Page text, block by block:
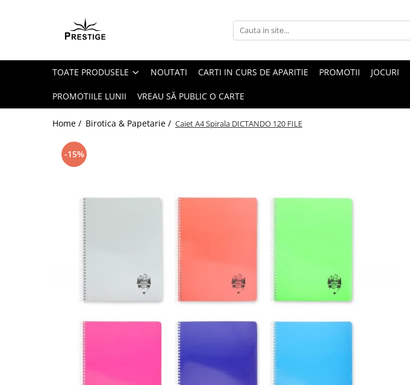
Toate Produsele
Pachete Speciale Carti
Spiritualitate - Ezoterism
AngelConnection
Arte Divinatorii
Dezvoltare Spirituala
New Illuminati Files
TOATE PRODUSELE NOUTATI CARTI IN CURS DE APARITIE PROMOTII JOCURI
PROMOTIILE LUNII VREAU SĂ PUBLIC O CARTE
Home / Birotica & Papetarie / Caiet A4 Spirala DICTANDO 120 FILE
-15%